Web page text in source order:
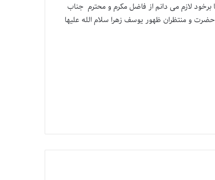
برخود لازم می دانم از فاضل مکرم و محترم جناب
و منتظران ظهور یوسف زهرا سلام الله علیها